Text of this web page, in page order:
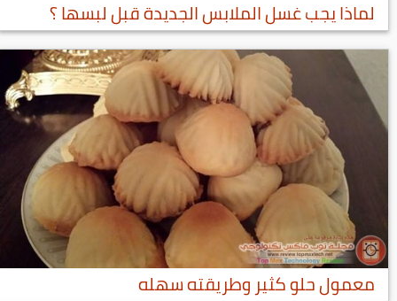
لماذا يجب غسل الملابس الجديدة قبل لبسها ؟
معمول حلو كثير وطريقته سهله